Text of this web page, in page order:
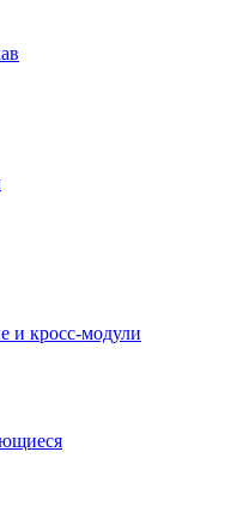
и кросс-модули